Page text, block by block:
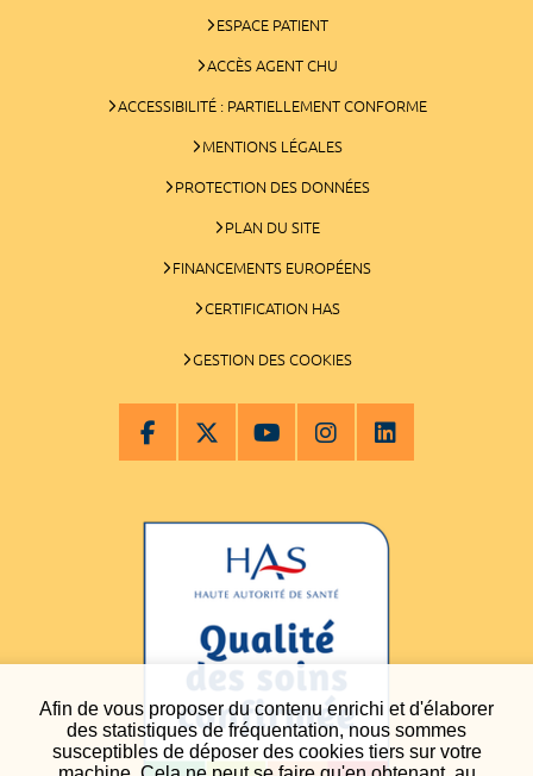
Afin de vous proposer du contenu enrichi et d'élaborer
des statistiques de fréquentation, nous sommes
susceptibles de déposer des cookies tiers sur votre
ESPACE PATIENT
ACCÈS AGENT CHU
ACCESSIBILITÉ : PARTIELLEMENT CONFORME
MENTIONS LÉGALES
PROTECTION DES DONNÉES
PLAN DU SITE
FINANCEMENTS EUROPÉENS
CERTIFICATION HAS
GESTION DES COOKIES